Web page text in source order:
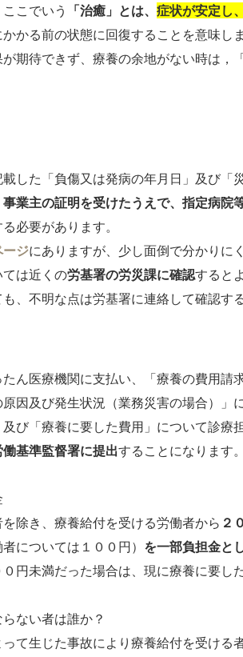
こでいう
「治癒」とは、 症状が安定し
かる前の状態に回復することを意味し
期待できず、療養の余地がない時は，
した「負傷又は発病の年月日」及び「
事業主の証明を受けたうえで、指定病院
必要があります。
ージにありますが、少し面倒で分かりに
は近くの労基署の労災課に確認すると
、不明な点は労基署に連絡して確認す
ん医療機関に支払い、「療養の費用請
因及び発生状況（業務災害の場合）」
び「療養に要した費用」について診療
基準監督署に提出することになります。
除き、療養給付を受ける労働者から ２
については１００円） を一部負担金と
円未満だった場合は、現に療養に要し
ない者は誰か？
て生じた事故により療養給付を受ける